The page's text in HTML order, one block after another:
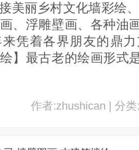
美丽乡村文化墙彩绘
、浮雕壁画、各种油
凭着各界朋友的鼎
】最古老的绘画形式
作者:zhushican | 分